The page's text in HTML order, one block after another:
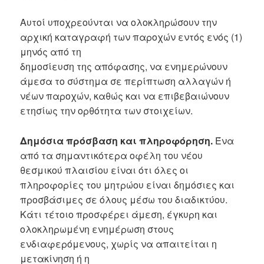
Αυτοί υποχρεούνται να ολοκληρώσουν την
αρχική καταγραφή των παροχών εντός ενός (1)
μηνός από τη
δημοσίευση της απόφασης, να ενημερώνουν
άμεσα το σύστημα σε περίπτωση αλλαγών ή
νέων παροχών, καθώς και να επιβεβαιώνουν
ετησίως την ορθότητα των στοιχείων.
Δημόσια πρόσβαση και πληροφόρηση. Ένα
από τα σημαντικότερα οφέλη του νέου
θεσμικού πλαισίου είναι ότι όλες οι
πληροφορίες του μητρώου είναι δημόσιες και
προσβάσιμες σε όλους μέσω του διαδικτύου.
Κάτι τέτοιο προσφέρει άμεση, έγκυρη και
ολοκληρωμένη ενημέρωση στους
ενδιαφερόμενους, χωρίς να απαιτείται η
μετακίνηση ή η